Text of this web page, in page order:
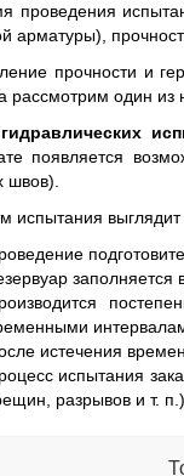
проведения
арматуры),
прочности и
рассмотрим один из
появляется
швов).
испытания
истечения
испытания
разрывов и т. п.).